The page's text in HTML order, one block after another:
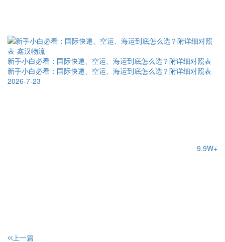
新手小白必看：国际快递、空运、海运到底怎么选？附详细对照表
新手小白必看：国际快递、空运、海运到底怎么选？附详细对照表
2026-7-23
9.9W+
上一篇